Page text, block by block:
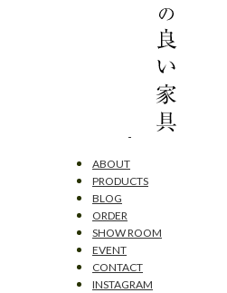
ABOUT
PRODUCTS
BLOG
ORDER
SHOW ROOM
EVENT
CONTACT
INSTAGRAM